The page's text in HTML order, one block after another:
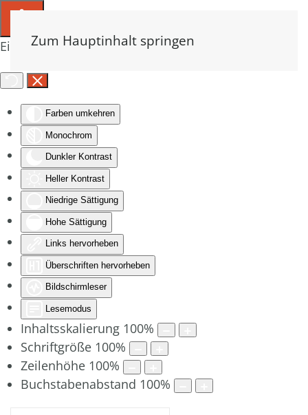
Eingabehilfen öffnen
Farben umkehren
Monochrom
Dunkler Kontrast
Heller Kontrast
Niedrige Sättigung
Hohe Sättigung
Links hervorheben
Überschriften hervorheben
Bildschirmleser
Lesemodus
Inhaltsskalierung 100%
Schriftgröße 100%
Zeilenhöhe 100%
Buchstabenabstand 100%
Zum Hauptinhalt springen